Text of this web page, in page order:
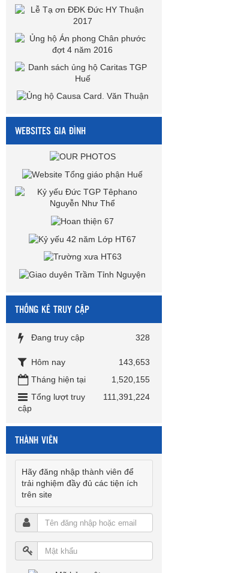
WEBSITES GIA ĐÌNH
THỐNG KÊ TRUY CẬP
Đang truy cập 328
Hôm nay
143,653
Tháng hiện tại
1,520,155
Tổng lượt truy
cập
111,391,224
THÀNH VIÊN
Hãy đăng nhập thành viên để
trải nghiệm đầy đủ các tiện ích
trên site